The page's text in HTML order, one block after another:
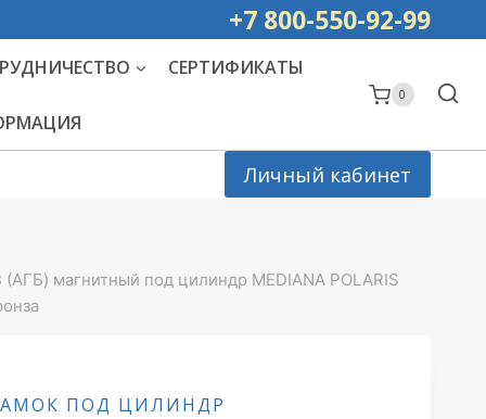
РОССИИ +7 800-550-92-99
СЕРТИФИКАТЫ
0
Личный кабинет
(АГБ) магнитный под цилиндр MEDIANA POLARIS
ПОД ЦИЛИНДР